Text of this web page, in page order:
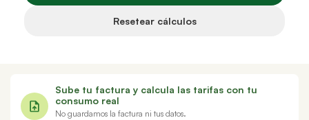
Resetear cálculos
Sube tu factura y calcula las tarifas con tu
consumo real
No guardamos la factura ni tus datos.